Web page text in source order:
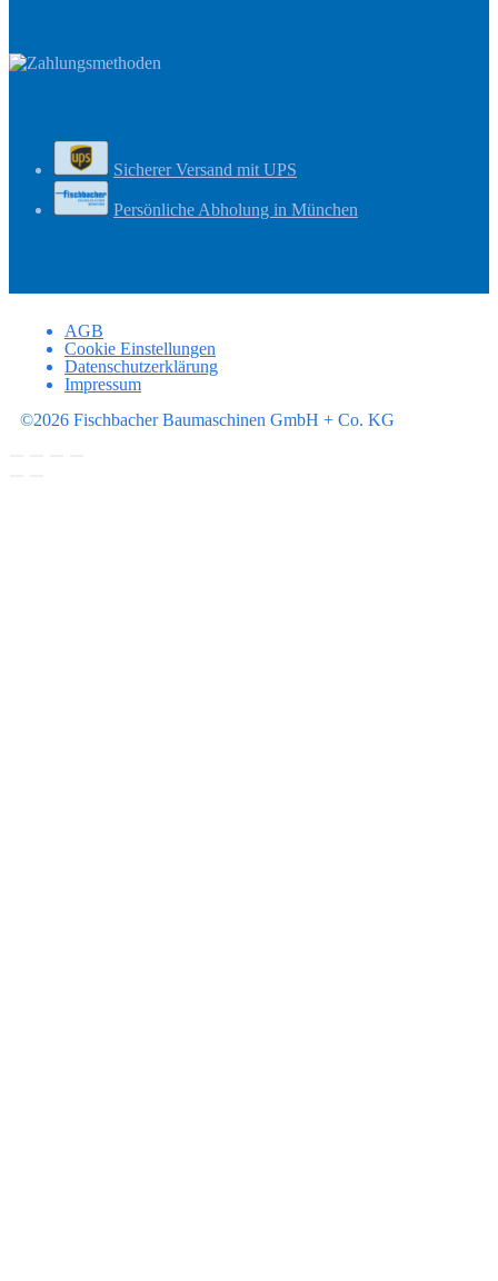
Sicherer Versand mit UPS
Persönliche Abholung in München
AGB
Cookie Einstellungen
Datenschutzerklärung
Impressum
©2026 Fischbacher Baumaschinen GmbH + Co. KG